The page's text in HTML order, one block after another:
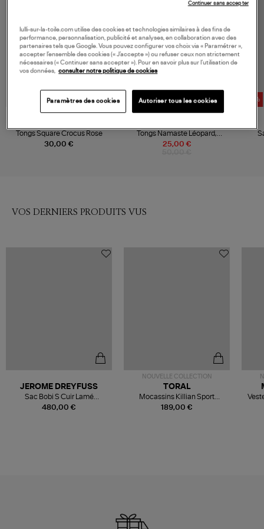
30,00 €
Tongs Square Crocus Rose
-50%
25,00 €
Tongs Namaste Léopard,
Exclusivité Lulli
-60%
VOS DERNIERS PRODUITS VUS
480,00 €
JEROME DREYFUSS
Sac Bobi S Cuir Lamé
Champagne
NOUVELLE COLLECTION
189,00 €
TORAL
Mocassins Killian Sport
Mousse
lulli-sur-la-toile.com utilise des cookies et technologies similaires à des fins de
performance, personnalisation, publicité et analyses, en collaboration avec des
partenaires tels que Google. Vous pouvez configurer vos choix via « Paramétrer »,
accepter l’ensemble des cookies (« J’accepte ») ou refuser ceux non strictement
nécessaires (« Continuer sans accepter »). Pour en savoir plus sur l’utilisation de
vos données,
consulter notre politique de cookies
Paramètres des cookies Autoriser tous les cookies
Continuer sans accepter